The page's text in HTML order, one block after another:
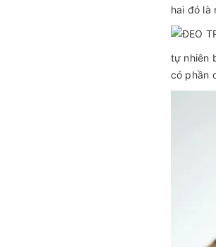
hai đó là
tự nhiên
có phần